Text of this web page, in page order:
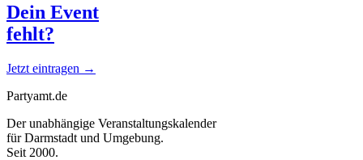
Dein Event
fehlt?
Jetzt eintragen →
Partyamt.de
Der unabhängige Veranstaltungskalender
für Darmstadt und Umgebung.
Seit 2000.